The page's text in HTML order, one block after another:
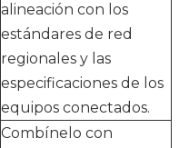
alineación con los
estándares de red
regionales y las
especificaciones de los
equipos conectados.
Combínelo con